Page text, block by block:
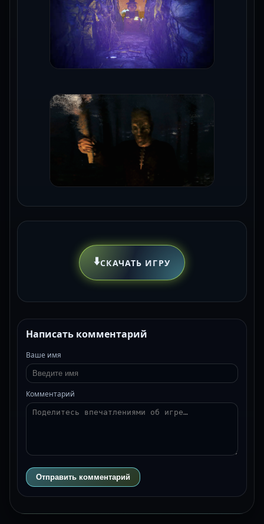
⬇️СКАЧАТЬ ИГРУ
Написать комментарий
Ваше имя
Комментарий
Отправить комментарий